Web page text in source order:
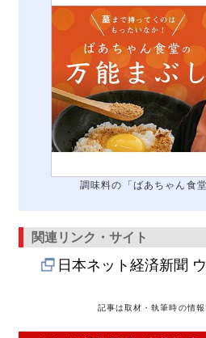
調味料の「ばあちゃん食
関連リンク・サイト
日本ネット経済新聞
記事は取材・執筆時の情